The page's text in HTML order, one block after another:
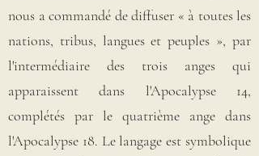
nous a commandé de diffuser « à toutes les
nations, tribus, langues et peuples », par
l'intermédiaire des trois anges qui
apparaissent dans l'Apocalypse 14,
complétés par le quatrième ange dans
l'Apocalypse 18. Le langage est symbolique